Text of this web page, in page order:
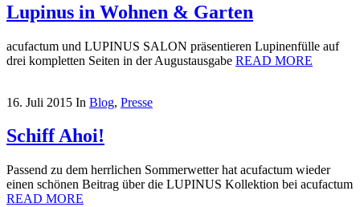
Lupinus in Wohnen & Garten
acufactum und LUPINUS SALON präsentieren Lupinenfülle auf
drei kompletten Seiten in der Augustausgabe READ MORE
16. Juli 2015 In Blog, Presse
Schiff Ahoi!
Passend zu dem herrlichen Sommerwetter hat acufactum wieder
einen schönen Beitrag über die LUPINUS Kollektion bei acufactum
READ MORE